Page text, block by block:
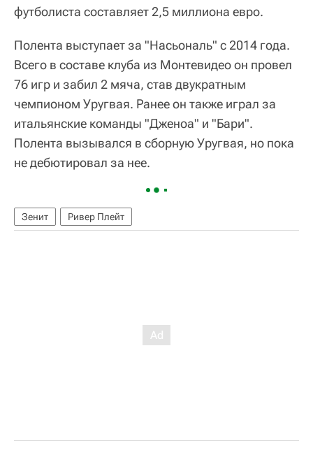
футболиста составляет 2,5 миллиона евро.
Полента выступает за "Насьональ" с 2014 года.
Всего в составе клуба из Монтевидео он провел
76 игр и забил 2 мяча, став двукратным
чемпионом Уругвая. Ранее он также играл за
итальянские команды "Дженоа" и "Бари".
Полента вызывался в сборную Уругвая, но пока
не дебютировал за нее.
Зенит Ривер Плейт